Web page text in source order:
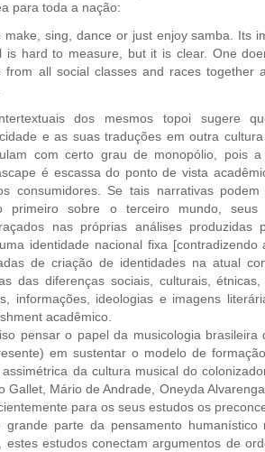
para toda a nação:
make, sing, dance or just enjoy samba. Its
is hard to measure, but it is clear. One
from all social classes and races together
dos mesmos topoi sugere
e as suas traduções em outra
com certo grau de monopólio, pois
é escassa do ponto de vista
consumidores. Se tais narrativas
primeiro sobre o terceiro mundo,
nas próprias análises
identidade nacional fixa
de criação de identidades na atual
das diferenças sociais, culturais,
informações, ideologias e imagens
acadêmico.
pensar o papel da musicologia
em sustentar o modelo de
da cultura musical do
Gallet, Mário de Andrade, Oneyda
para os seus estudos os
grande parte da pensamento
estes estudos conectam argumentos de